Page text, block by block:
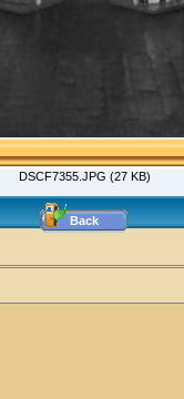
DSCF7355.JPG (27 KB)